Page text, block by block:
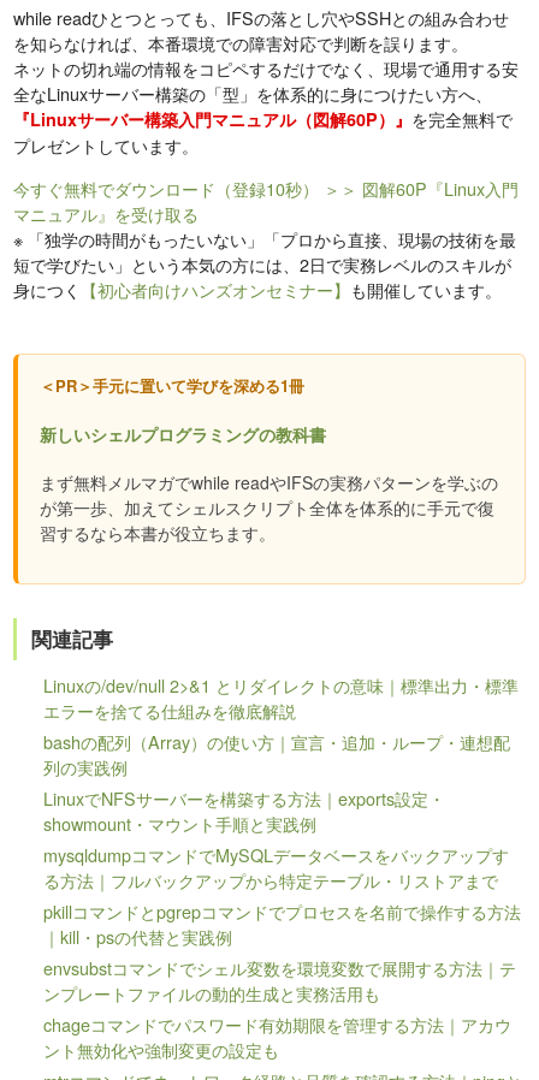
while readひとつとっても、IFSの落とし穴やSSHとの組み合わせ
を知らなければ、本番環境での障害対応で判断を誤ります。
ネットの切れ端の情報をコピペするだけでなく、現場で通用する安
全なLinuxサーバー構築の「型」を体系的に身につけたい方へ、
『Linuxサーバー構築入門マニュアル（図解60P）』 を完全無料で
プレゼントしています。
今すぐ無料でダウンロード（登録10秒）
＞＞ 図解60P『Linux入門
マニュアル』を受け取る
※ 「独学の時間がもったいない」「プロから直接、現場の技術を最
短で学びたい」という本気の方には、2日で実務レベルのスキルが
身につく
【初心者向けハンズオンセミナー】 も開催しています。
＜PR＞手元に置いて学びを深める1冊
新しいシェルプログラミングの教科書
まず無料メルマガでwhile readやIFSの実務パターンを学ぶの
が第一歩、加えてシェルスクリプト全体を体系的に手元で復
習するなら本書が役立ちます。
関連記事
Linuxの/dev/null 2>&1 とリダイレクトの意味｜標準出力・標準
エラーを捨てる仕組みを徹底解説
bashの配列（Array）の使い方｜宣言・追加・ループ・連想配
列の実践例
LinuxでNFSサーバーを構築する方法｜exports設定・
showmount・マウント手順と実践例
mysqldumpコマンドでMySQLデータベースをバックアップす
る方法｜フルバックアップから特定テーブル・リストアまで
pkillコマンドとpgrepコマンドでプロセスを名前で操作する方法
｜kill・psの代替と実践例
envsubstコマンドでシェル変数を環境変数で展開する方法｜テ
ンプレートファイルの動的生成と実務活用も
chageコマンドでパスワード有効期限を管理する方法｜アカウ
ント無効化や強制変更の設定も